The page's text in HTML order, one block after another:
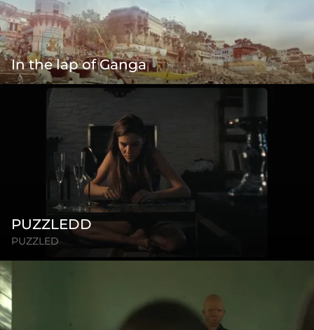
In the lap of Ganga
PUZZLEDD
PUZZLED